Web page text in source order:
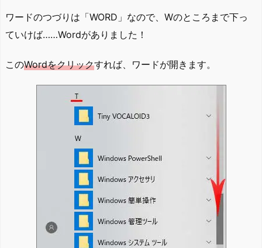
ワードのつづりは「WORD」なので、Wのところまで下っ
ていけば……Wordがありました！
このWordをクリックすれば、ワードが開きます。